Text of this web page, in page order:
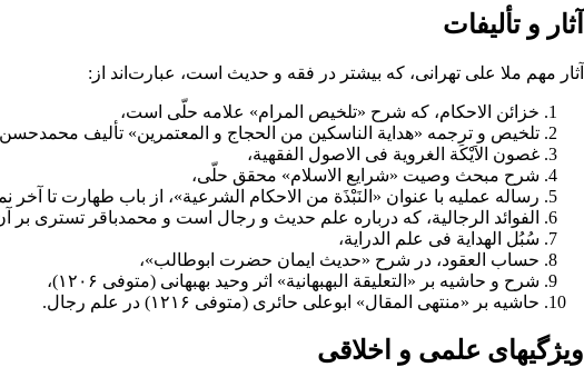
آثار و تألیفات
آثار مهم ملا علی تهرانی، که بیشتر در فقه و حدیث است، عبارت‌اند از:
خزائن الاحکام، که شرح «تلخیص المرام» علامه حلّی است،
تلخیص و ترجمه «هدایة الناسکین من الحجاج و المعتمرین» تألیف محمدحسن
غصون الاَیْکَة الغرویة فی الاصول الفقهیة،
شرح مبحث وصیت «شرایع الاسلام» محقق حلّی،
رساله عملیه با عنوان «النَبْذَة من الاحکام الشرعیة»، از باب طهارت تا آخر
الفوائد الرجالیة، که درباره علم حدیث و رجال است و محمدباقر تستری بر
سُبُل الهدایة فی علم الدرایة،
حساب العقود، در شرح «حدیث ایمان حضرت ابوطالب»،
شرح و حاشیه بر «التعلیقة البهبهانیة» اثر وحید بهبهانی (متوفی ۱۲۰۶)،
حاشیه بر «منتهی المقال» ابوعلی حائری (متوفی ۱۲۱۶) در علم رجال.
ویژگیهای علمی و اخلاقی